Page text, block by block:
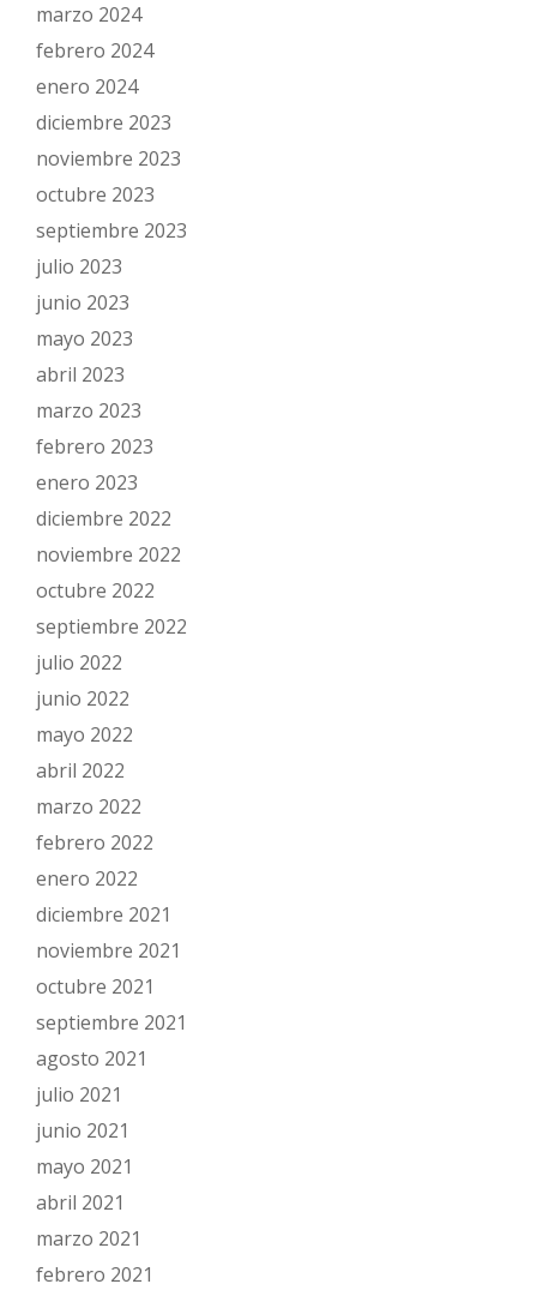
marzo 2024
febrero 2024
enero 2024
diciembre 2023
noviembre 2023
octubre 2023
septiembre 2023
julio 2023
junio 2023
mayo 2023
abril 2023
marzo 2023
febrero 2023
enero 2023
diciembre 2022
noviembre 2022
octubre 2022
septiembre 2022
julio 2022
junio 2022
mayo 2022
abril 2022
marzo 2022
febrero 2022
enero 2022
diciembre 2021
noviembre 2021
octubre 2021
septiembre 2021
agosto 2021
julio 2021
junio 2021
mayo 2021
abril 2021
marzo 2021
febrero 2021